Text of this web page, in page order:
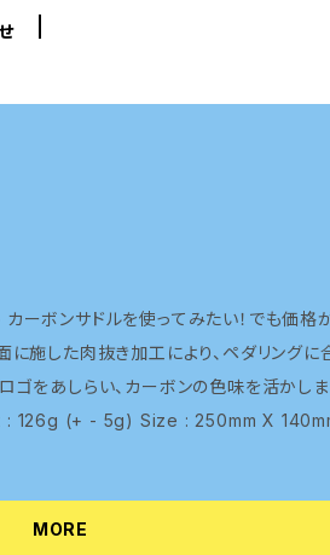
施した肉抜き加工により、ペダリングに
しらい、カーボンの色味を活かしました。 商
MORE